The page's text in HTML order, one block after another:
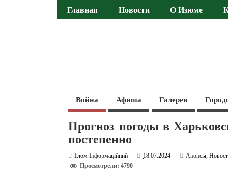
Главная Новости О Изюме
Война Афиша Галерея
Прогноз погоды в
постепенно
Ізюм Інформаційний 18.07.2024 Анонсы,
Просмотрели: 4790